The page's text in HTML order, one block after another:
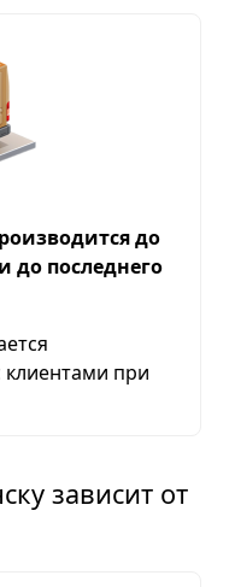
до
до последнего
клиентами при
зависит от